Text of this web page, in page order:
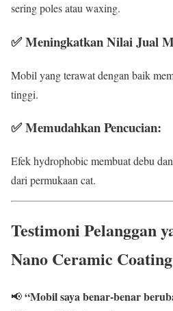
sering poles atau waxing.
✅ Meningkatkan Nilai Jual
Mobil yang terawat dengan baik
tinggi.
✅ Memudahkan Pencucian:
Efek hydrophobic membuat debu
dari permukaan cat.
Testimoni Pelanggan
Nano Ceramic Coating
📢“Mobil saya benar-benar